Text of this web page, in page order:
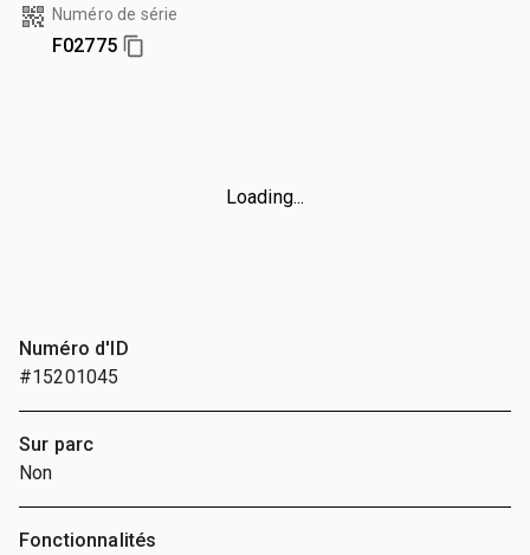
Numéro de série
F02775
Loading...
Numéro d'ID
#15201045
Sur parc
Non
Fonctionnalités